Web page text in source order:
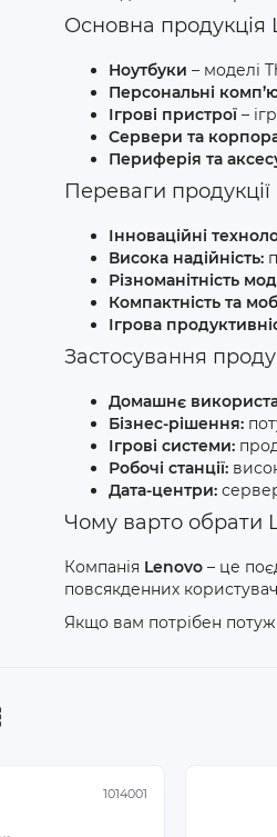
Основна продукція
Ноутбуки – моделі
Персональні
Ігрові пристрої –
Сервери та
Периферія та
Переваги
Інноваційні
Висока надійність:
Різноманітність
Компактність та
Ігрова
Застосування
Домашнє
Бізнес-рішення:
Ігрові системи:
Робочі станції:
Дата-центри:
Чому варто обрати
Компанія Lenovo – це
повсякденних
Якщо вам потрібен
1014001